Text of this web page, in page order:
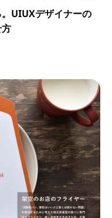
UIUXデザイナーの